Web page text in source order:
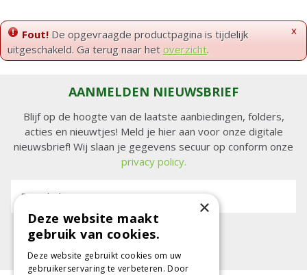
x
Fout! De opgevraagde productpagina is tijdelijk
uitgeschakeld. Ga terug naar het overzicht.
AANMELDEN NIEUWSBRIEF
Blijf op de hoogte van de laatste aanbiedingen, folders,
acties en nieuwtjes! Meld je hier aan voor onze digitale
nieuwsbrief! Wij slaan je gegevens secuur op conform onze
privacy policy.
E-mailadres: ×
Deze website maakt
gebruik van cookies.
Deze website gebruikt cookies om uw
gebruikerservaring te verbeteren. Door